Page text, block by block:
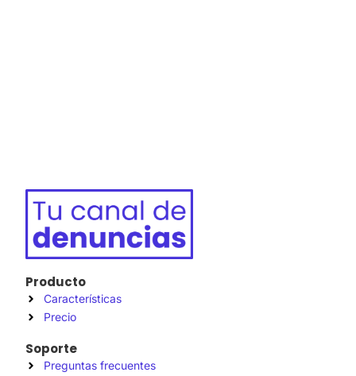
Producto
Características
Precio
Soporte
Preguntas frecuentes